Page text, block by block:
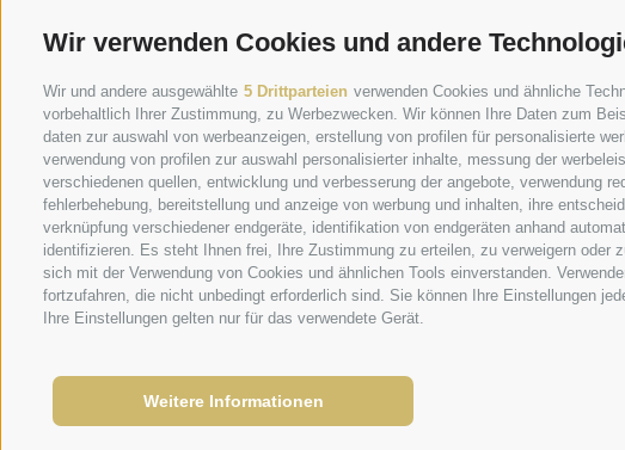
Wir verwenden Cookies und andere
Wir und andere ausgewählte 5 Drittparteien verwenden Cookies und ähnliche
vorbehaltlich Ihrer Zustimmung, zu Werbezwecken. Wir können Ihre Daten zum
daten zur auswahl von werbeanzeigen, erstellung von profilen für personalisierte
verwendung von profilen zur auswahl personalisierter inhalte, messung der
verschiedenen quellen, entwicklung und verbesserung der angebote, verwendung
fehlerbehebung, bereitstellung und anzeige von werbung und inhalten, ihre
verknüpfung verschiedener endgeräte, identifikation von endgeräten anhand
identifizieren. Es steht Ihnen frei, Ihre Zustimmung zu erteilen, zu verweigern
sich mit der Verwendung von Cookies und ähnlichen Tools einverstanden.
fortzufahren, die nicht unbedingt erforderlich sind. Sie können Ihre Einstellungen
Ihre Einstellungen gelten nur für das verwendete Gerät.
Weitere Informationen
Wir
39050